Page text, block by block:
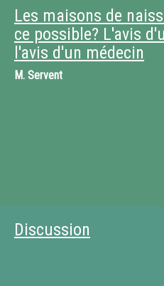
Les maisons de
ce possible? L'avis
l'avis d'un médecin
M. Servent
Discussion